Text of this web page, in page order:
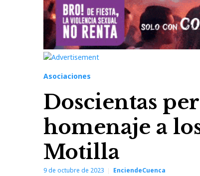
Asociaciones
Doscientas
homenaje a
Motilla
9 de octubre de 2023 EnciendeCuenca